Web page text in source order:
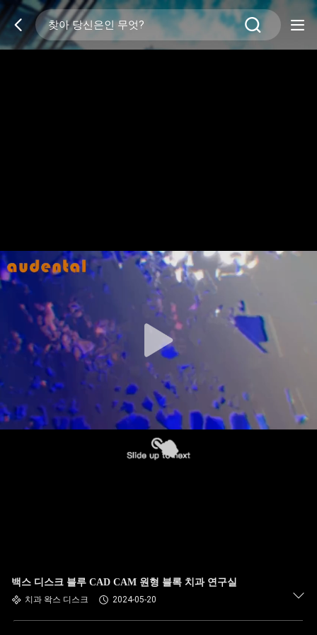
백스 디스크 블루 CAD CAM 원형 블록 치과 연구실
치과 왁스 디스크 2024-05-20